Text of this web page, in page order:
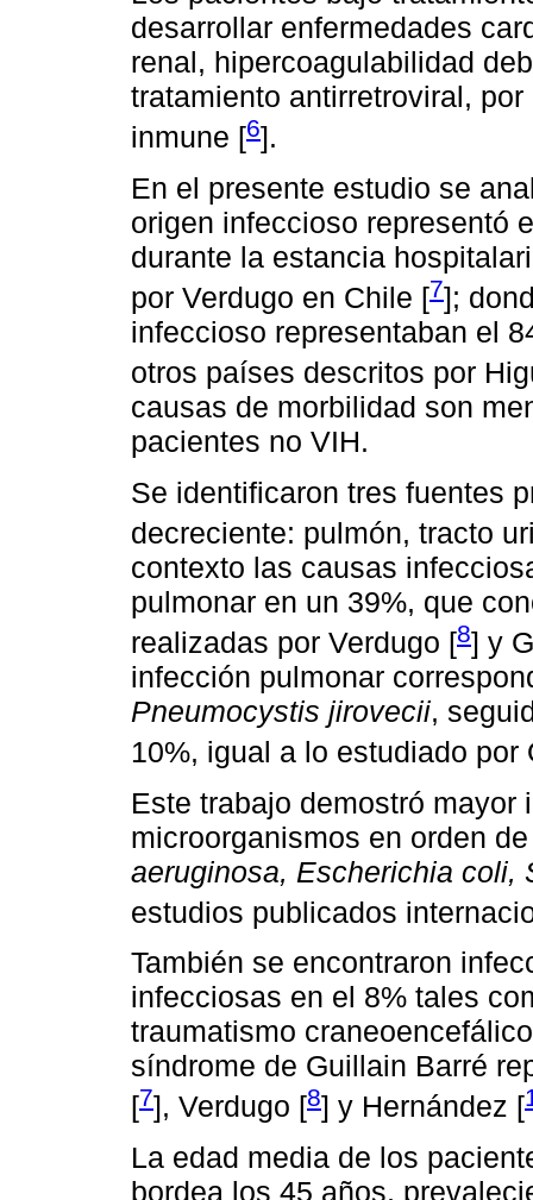
desarrollar enfermedades
renal, hipercoagulabilidad
tratamiento antirretroviral,
inmune [6].
En el presente estudio se
origen infeccioso representó
durante la estancia
por Verdugo en Chile [7];
infeccioso representaban el
otros países descritos por
causas de morbilidad son
pacientes no VIH.
Se identificaron tres fuentes
decreciente: pulmón, tracto
contexto las causas
pulmonar en un 39%, que
realizadas por Verdugo [8] y
infección pulmonar
Pneumocystis jirovecii,
10%, igual a lo estudiado por
Este trabajo demostró
microorganismos en orden
aeruginosa, Escherichia coli,
estudios publicados
También se encontraron
infecciosas en el 8% tales
traumatismo
síndrome de Guillain Barré
[7], Verdugo [8] y Hernández [
La edad media de los
bordea los 45 años,